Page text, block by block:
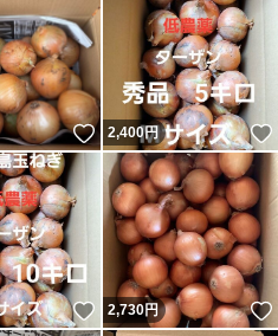
いいね！
2,400円
いいね！
2,730円